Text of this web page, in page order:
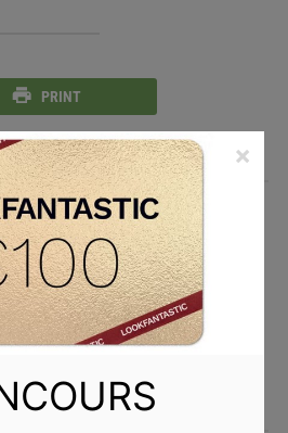
PRINT
D.
de musique, technologie et
elle suit l’actualité et les
de près sur les réseaux
×